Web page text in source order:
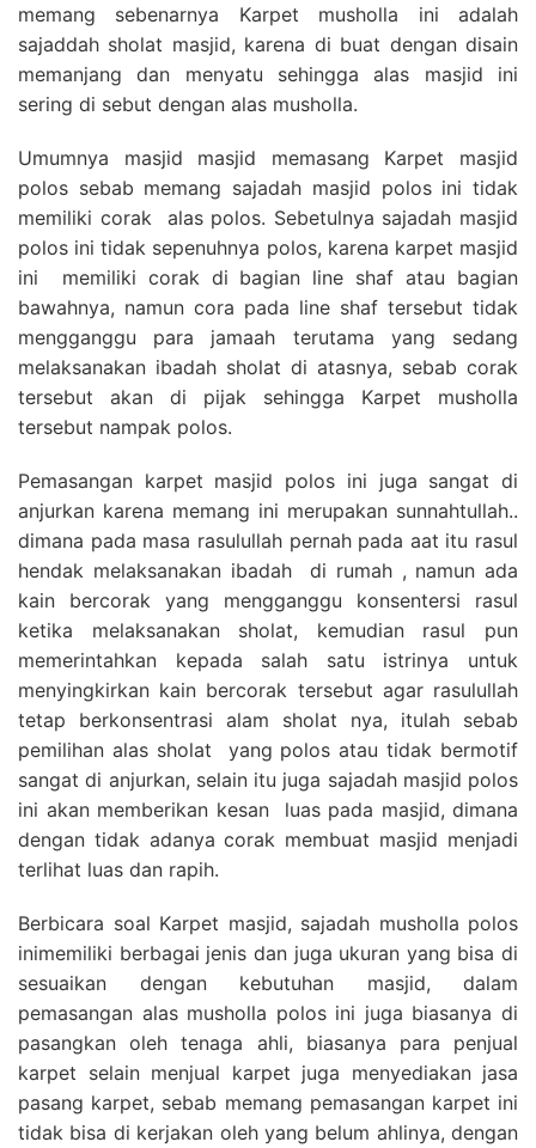
memang sebenarnya Karpet musholla ini adalah
sajaddah sholat masjid, karena di buat dengan disain
memanjang dan menyatu sehingga alas masjid ini
sering di sebut dengan alas musholla.
Umumnya masjid masjid memasang Karpet masjid
polos sebab memang sajadah masjid polos ini tidak
memiliki corak alas polos. Sebetulnya sajadah masjid
polos ini tidak sepenuhnya polos, karena karpet masjid
ini memiliki corak di bagian line shaf atau bagian
bawahnya, namun cora pada line shaf tersebut tidak
mengganggu para jamaah terutama yang sedang
melaksanakan ibadah sholat di atasnya, sebab corak
tersebut akan di pijak sehingga Karpet musholla
tersebut nampak polos.
Pemasangan karpet masjid polos ini juga sangat di
anjurkan karena memang ini merupakan sunnahtullah..
dimana pada masa rasulullah pernah pada aat itu rasul
hendak melaksanakan ibadah di rumah , namun ada
kain bercorak yang mengganggu konsentersi rasul
ketika melaksanakan sholat, kemudian rasul pun
memerintahkan kepada salah satu istrinya untuk
menyingkirkan kain bercorak tersebut agar rasulullah
tetap berkonsentrasi alam sholat nya, itulah sebab
pemilihan alas sholat yang polos atau tidak bermotif
sangat di anjurkan, selain itu juga sajadah masjid polos
ini akan memberikan kesan luas pada masjid, dimana
dengan tidak adanya corak membuat masjid menjadi
terlihat luas dan rapih.
Berbicara soal Karpet masjid, sajadah musholla polos
inimemiliki berbagai jenis dan juga ukuran yang bisa di
sesuaikan dengan kebutuhan masjid, dalam
pemasangan alas musholla polos ini juga biasanya di
pasangkan oleh tenaga ahli, biasanya para penjual
karpet selain menjual karpet juga menyediakan jasa
pasang karpet, sebab memang pemasangan karpet ini
tidak bisa di kerjakan oleh yang belum ahlinya, dengan